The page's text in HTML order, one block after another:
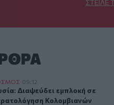
ΣΤΕΊΛΕ
σε στρατολόγηση
09:12
Διαψεύδει εμπλοκή σε
Διαψεύδει εμπλοκή σε
Κολομβιανών